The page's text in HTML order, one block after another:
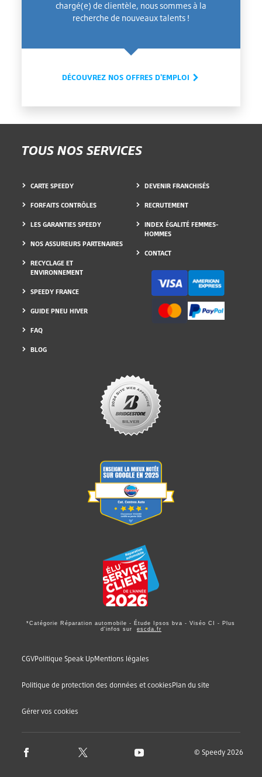
chargé(e) de clientèle, nous sommes à la
recherche de nouveaux talents !
DÉCOUVREZ NOS OFFRES D'EMPLOI
TOUS NOS SERVICES
CARTE SPEEDY
FORFAITS CONTRÔLES
LES GARANTIES SPEEDY
NOS ASSUREURS PARTENAIRES
RECYCLAGE ET
ENVIRONNEMENT
SPEEDY FRANCE
GUIDE PNEU HIVER
FAQ
BLOG
DEVENIR FRANCHISÉS
RECRUTEMENT
INDEX ÉGALITÉ FEMMES-
HOMMES
CONTACT
*Catégorie Réparation automobile - Étude Ipsos bva - Viséo CI - Plus
d'infos sur escda.fr
CGVPolitique Speak UpMentions légales
Politique de protection des données et cookiesPlan du site
Gérer vos cookies
© Speedy 2026